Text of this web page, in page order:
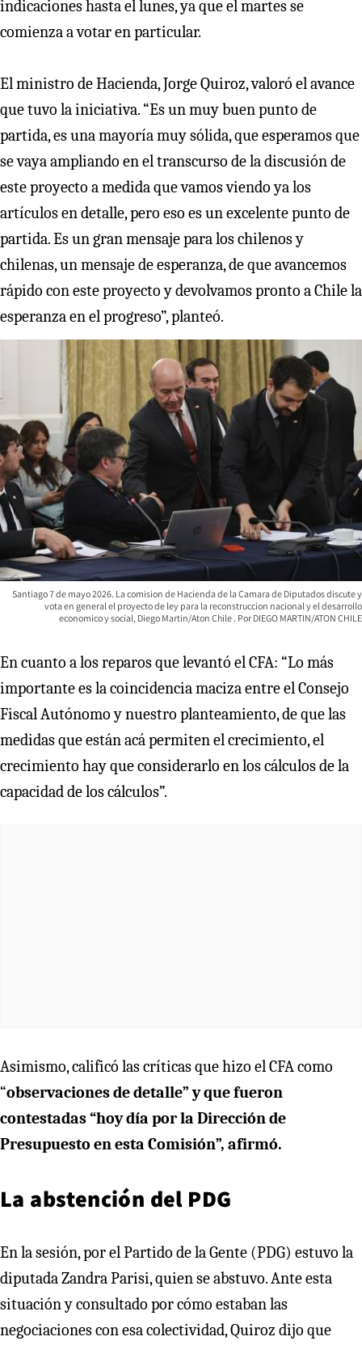
indicaciones hasta el lunes, ya que el martes se
comienza a votar en particular.
El ministro de Hacienda, Jorge Quiroz, valoró el avance
que tuvo la iniciativa. “Es un muy buen punto de
partida, es una mayoría muy sólida, que esperamos que
se vaya ampliando en el transcurso de la discusión de
este proyecto a medida que vamos viendo ya los
artículos en detalle, pero eso es un excelente punto de
partida. Es un gran mensaje para los chilenos y
chilenas, un mensaje de esperanza, de que avancemos
rápido con este proyecto y devolvamos pronto a Chile la
esperanza en el progreso”, planteó.
Santiago 7 de mayo 2026. La comision de Hacienda de la Camara de Diputados discute y
vota en general el proyecto de ley para la reconstruccion nacional y el desarrollo
economico y social, Diego Martin/Aton Chile
DIEGO MARTIN/ATON CHILE
En cuanto a los reparos que levantó el CFA: “Lo más
importante es la coincidencia maciza entre el Consejo
Fiscal Autónomo y nuestro planteamiento, de que las
medidas que están acá permiten el crecimiento, el
crecimiento hay que considerarlo en los cálculos de la
capacidad de los cálculos”.
Asimismo, calificó las críticas que hizo el CFA como
“observaciones de detalle” y que fueron
contestadas “hoy día por la Dirección de
Presupuesto en esta Comisión”, afirmó.
La abstención del PDG
En la sesión, por el Partido de la Gente (PDG) estuvo la
diputada Zandra Parisi, quien se abstuvo. Ante esta
situación y consultado por cómo estaban las
negociaciones con esa colectividad, Quiroz dijo que